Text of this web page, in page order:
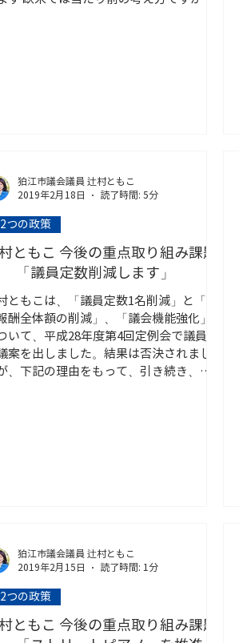
ともこ 今後の重点取り組み課題
議員定数削減します」
ともこは、「議員定数1名削減」と「議
酬全体額の削減」、「議会機能強化」
いて、平成28年度第4回定例会で議員提
案を出しました。結果は否決されまし
、下記の理由をもって、引き続き、議
つの政策
狛江市議会議員 辻村ともこ
2019年2月18日
読了時間: 5分
ともこ 今後の重点取り組み課題
つの政策
狛江市議会議員 辻村ともこ
2019年2月15日
読了時間: 1分